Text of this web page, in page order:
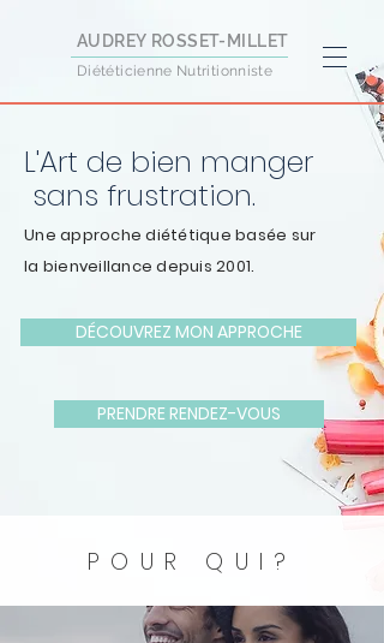
AUDREY ROSSET-MILLET
Diététicienne Nutritionniste
Une approche diététique basée sur
la bienveillance depuis 2001.
DÉCOUVREZ MON APPROCHE
PRENDRE RENDEZ-VOUS
L'Art de bien manger
sans frustration.
POUR QUI?